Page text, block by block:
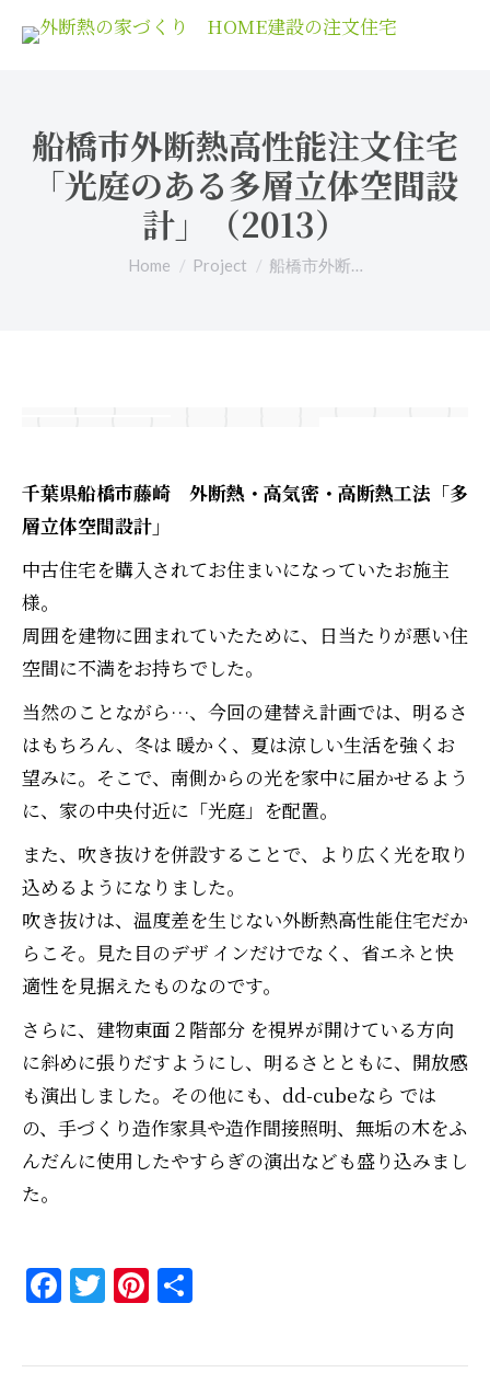
船橋市外断熱高性能注文住宅
「光庭のある多層立体空間設
計」（2013）
You are here:
Home Project 船橋市外断…
千葉県船橋市藤崎 外断熱・高気密・高断熱工法「多
層立体空間設計」
中古住宅を購入されてお住まいになっていたお施主
様。
周囲を建物に囲まれていたために、日当たりが悪い住
空間に不満をお持ちでした。
当然のことながら…、今回の建替え計画では、明るさ
はもちろん、冬は 暖かく、夏は涼しい生活を強くお
望みに。そこで、南側からの光を家中に届かせるよう
に、家の中央付近に「光庭」を配置。
また、吹き抜けを併設することで、より広く光を取り
込めるようになりました。
吹き抜けは、温度差を生じない外断熱高性能住宅だか
らこそ。見た目のデザ インだけでなく、省エネと快
適性を見据えたものなのです。
さらに、建物東面２階部分 を視界が開けている方向
に斜めに張りだすようにし、明るさとともに、開放感
も演出しました。その他にも、dd-cubeなら では
の、手づくり造作家具や造作間接照明、無垢の木をふ
んだんに使用したやすらぎの演出なども盛り込みまし
た。
Facebook
Twitter
Pinterest